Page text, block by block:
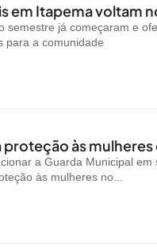
em Itapema voltam
semestre já começaram e
para a comunidade
às
a Guarda Municipal em
às mulheres no...